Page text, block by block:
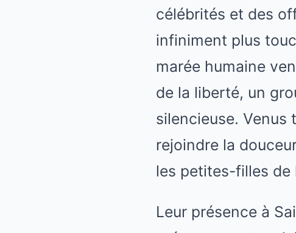
célébrités et des
infiniment plus
marée humaine
de la liberté, un
silencieuse.
rejoindre la
les petites-filles de
Leur présence à